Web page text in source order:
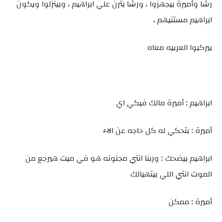
رشا وأميرة بيجهزوا ، ورشا بترن علي ابراهيم ، وبينزلوا ويكون
ابراهيم مستنيهم ،
بيركبوا العربيه معاه
ابراهيم : أميرة مالك فيكي اي
أميرة : بتحكي له كل حاجه عن الاء
ابراهيم بيضحك : وربنا انتي مجنونه هو في ميت هيرجع من
الموت انتي اللي بيتهيالك
أميرة : ممكن